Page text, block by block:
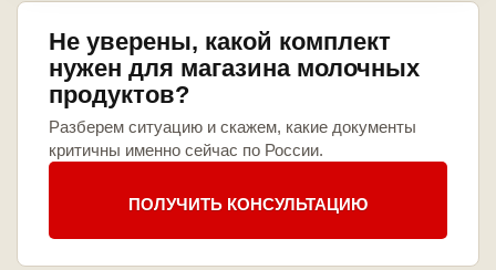
Не уверены, какой комплект
нужен для магазина молочных
продуктов?
Разберем ситуацию и скажем, какие документы
критичны именно сейчас по России.
ПОЛУЧИТЬ КОНСУЛЬТАЦИЮ